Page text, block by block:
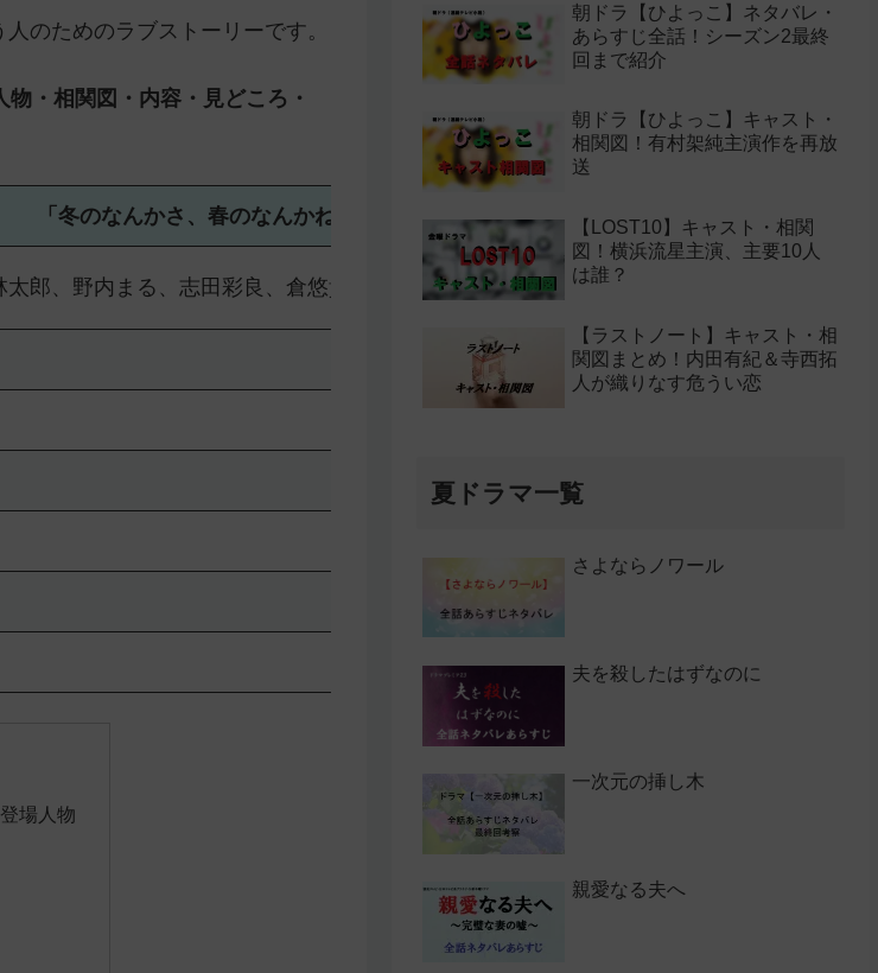
のためのラブストーリーです。
・相関図・内容・見どころ・
「冬のなんかさ、春のなんかね」
郎、野内まる、志⽥彩良、倉悠貴、柳俊太郎、細⽥佳央太、内堀太郎、林裕太、河井⻘
場人物
朝ドラ【ひよっこ】ネタバレ・
あらすじ全話！シーズン2最終
回まで紹介
朝ドラ【ひよっこ】キャスト・
相関図！有村架純主演作を再放
送
【LOST10】キャスト・相関
図！横浜流星主演、主要10人
は誰？
【ラストノート】キャスト・相
関図まとめ！内田有紀＆寺西拓
人が織りなす危うい恋
夏ドラマ一覧
さよならノワール
夫を殺したはずなのに
一次元の挿し木
親愛なる夫へ